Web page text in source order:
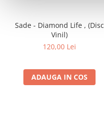
Sade - Diamond Life , (Disc
Vinil)
120,00 Lei
ADAUGA IN COS